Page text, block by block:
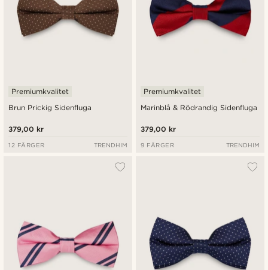
Brun Prickig Sidenfluga
Premiumkvalitet
379,00 kr
12 FÄRGER TRENDHIM
Marinblå & Rödrandig Sidenfluga
Premiumkvalitet
379,00 kr
9 FÄRGER TRENDHIM